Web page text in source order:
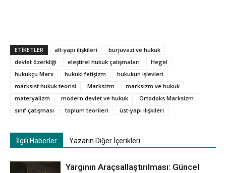
ETIKETLER alt-yapı ilişkileri
burjuvazi ve hukuk
devlet özerkliği
eleştirel hukuk çalışmaları
Hegel
hukukçu Marx
hukuki fetişizm
hukukun işlevleri
marksist hukuk teorisi
Marksizm
marksizm ve hukuk
materyalizm
modern devlet ve hukuk
Ortodoks Marksizm
sınıf çatışması
toplum teorileri üst-yapı ilişkileri
İlgili Haberler Yazarın Diğer İçerikleri
Yargının Araçsallaştırılması: Güncel